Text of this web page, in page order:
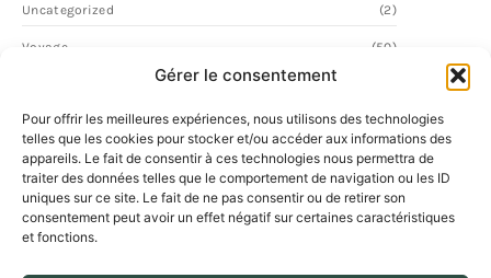
Gérer le consentement
Pour offrir les meilleures expériences, nous utilisons des technologies
telles que les cookies pour stocker et/ou accéder aux informations des
appareils. Le fait de consentir à ces technologies nous permettra de
traiter des données telles que le comportement de navigation ou les ID
uniques sur ce site. Le fait de ne pas consentir ou de retirer son
consentement peut avoir un effet négatif sur certaines caractéristiques
et fonctions.
Uncategorized (2)
Voyage (50)